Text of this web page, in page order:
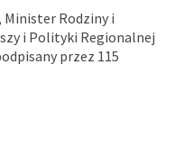
Minister Rodziny i
i Polityki Regionalnej
przez 115